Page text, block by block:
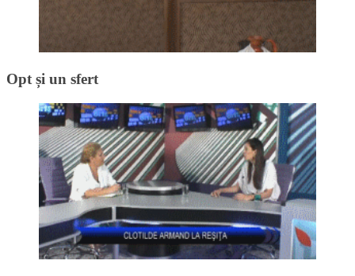
Opt și un sfert